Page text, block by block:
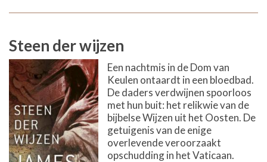
Steen der wijzen
Een nachtmis in de Dom van
Keulen ontaardt in een bloedbad.
De daders verdwijnen spoorloos
met hun buit: het relikwie van de
bijbelse Wijzen uit het Oosten. De
getuigenis van de enige
overlevende veroorzaakt
opschudding in het Vaticaan.